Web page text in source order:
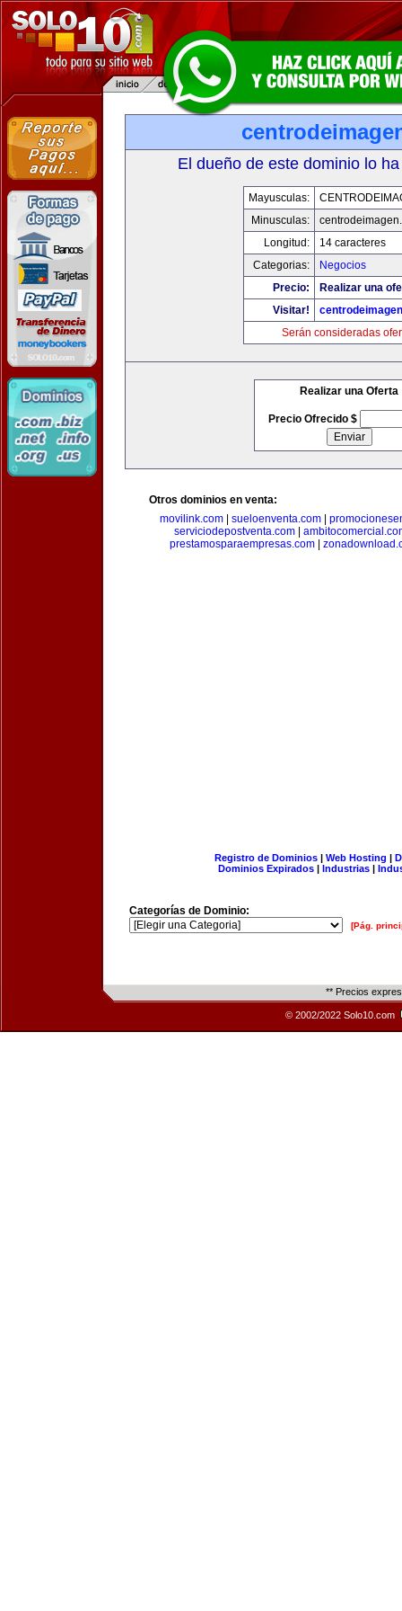
El dueño de este dominio lo
Mayusculas:
Minusculas:
Longitud:
14 caracteres
Categorias:
Negocios
Precio:
Realizar una
Visitar!
Serán consideradas
Realizar una Oferta
Precio Ofrecido $
Otros dominios en venta:
movilink.com
sueloenventa.com
serviciodepostventa.com
prestamosparaempresas.com
Registro de Dominios| Web Hosting |
Dominios Expirados | Industrias |
Categorías de Dominio:
[Pág.
** Precios
© 2002/2022 Solo10.com